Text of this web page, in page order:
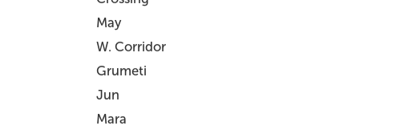
May
W. Corridor
Grumeti
Jun
Mara